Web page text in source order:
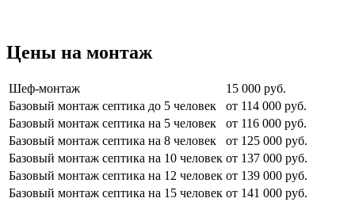
Цены на монтаж
Шеф-монтаж
15 000 руб.
Базовый монтаж септика до 5 человек
от 114 000 руб.
Базовый монтаж септика на 5 человек
от 116 000 руб.
Базовый монтаж септика на 8 человек
от 125 000 руб.
Базовый монтаж септика на 10 человек от 137 000 руб.
Базовый монтаж септика на 12 человек от 139 000 руб.
Базовый монтаж септика на 15 человек от 141 000 руб.